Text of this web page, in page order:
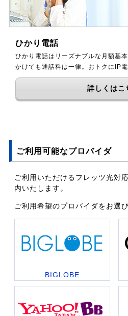
ひかり電話
ひかり電話はリーズナブルな月額基
かけても通話料は一律。おトクにIP
詳しくはこ
ご利用可能なプロバイダ
ご利用いただけるフレッツ光対
内いたします。
ご利用希望のプロバイダをお選
BIGLOBE